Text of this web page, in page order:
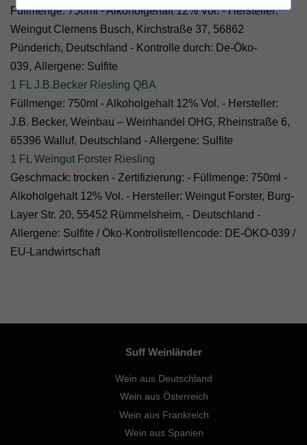
Füllmenge: 750ml - Alkoholgehalt 12% Vol. - Hersteller:
Weingut Clemens Busch, Kirchstraße 37, 56862
Pünderich, Deutschland - Kontrolle durch: De-Öko-
039, Allergene: Sulfite
1 FL J.B.Becker Riesling QBA
Füllmenge: 750ml - Alkoholgehalt 12% Vol. - Hersteller:
J.B. Becker, Weinbau – Weinhandel OHG, Rheinstraße 6,
65396 Walluf, Deutschland - Allergene: Sulfite
1 FL Weingut Forster Riesling
Geschmack: trocken - Zertifizierung: - Füllmenge: 750ml -
Alkoholgehalt 12% Vol. - Hersteller: Weingut Forster, Burg-
Layer Str. 20, 55452 Rümmelsheim, - Deutschland -
Allergene: Sulfite / Öko-Kontrollstellencode: DE-ÖKO-039 /
EU-Landwirtschaft
Suff Weinländer
Wein aus Deutschland
Wein aus Österreich
Wein aus Frankreich
Wein aus Spanien